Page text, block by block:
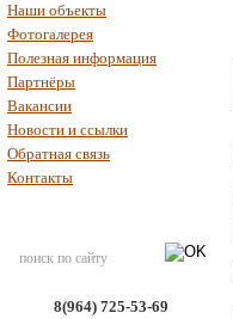
Наши объекты
Фотогалерея
Полезная информация
Партнёры
Вакансии
Новости и ссылки
Обратная связь
Контакты
8(964) 725-53-69